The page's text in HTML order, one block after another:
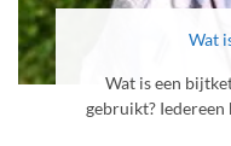
Wat
Wat is een
gebruikt? Iedereen